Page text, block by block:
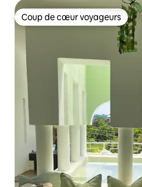
Coup de cœur voyageurs
Coup de cœur voyageurs